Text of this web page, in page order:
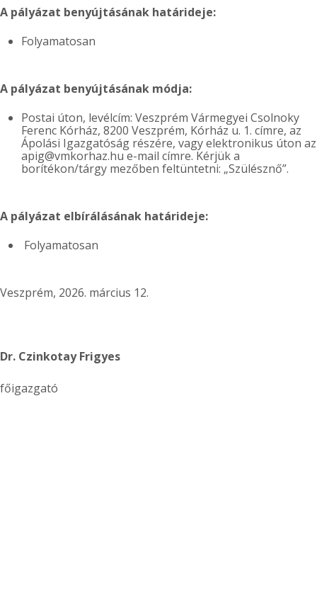
A pályázat benyújtásának határideje:
Folyamatosan
A pályázat benyújtásának módja:
Postai úton, levélcím: Veszprém Vármegyei Csolnoky
Ferenc Kórház, 8200 Veszprém, Kórház u. 1. címre, az
Ápolási Igazgatóság részére, vagy elektronikus úton az
apig@vmkorhaz.hu e-mail címre. Kérjük a
borítékon/tárgy mezőben feltüntetni: „Szülésznő”.
A pályázat elbírálásának határideje:
Folyamatosan
Veszprém, 2026. március 12.
Dr. Czinkotay Frigyes
főigazgató